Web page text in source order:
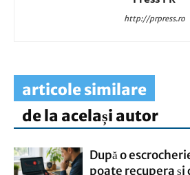
http://prpress.ro
articole similare
de la același autor
După o
poate recupera și